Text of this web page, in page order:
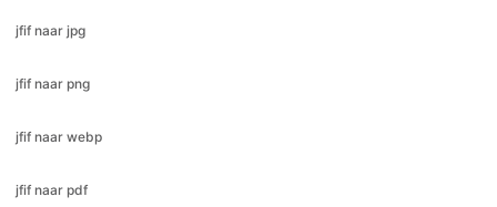
jfif naar webp
jfif naar pdf
jfif naar svg
jpeg naar gif